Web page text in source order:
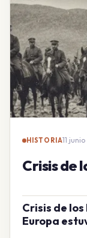
HISTORIA11
Crisis de
Crisis de los
Europa